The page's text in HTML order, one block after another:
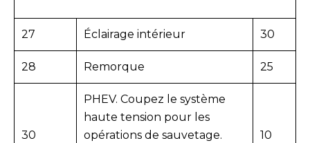
27 Éclairage intérieur 30
28 Remorque 25
30
PHEV. Coupez le système
haute tension pour les
opérations de sauvetage.
10